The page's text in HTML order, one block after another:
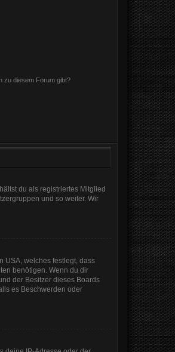
zu diesem Forum gibt?
du als registriertes Mitglied
und so weiter. Wir
USA, welches festlegt, dass
benötigen. Wenn du dir
der Besitzer dieses Boards
es Beschwerden oder